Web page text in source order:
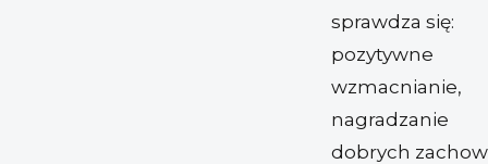
sprawdza się:
pozytywne
wzmacnianie,
nagradzanie
dobrych